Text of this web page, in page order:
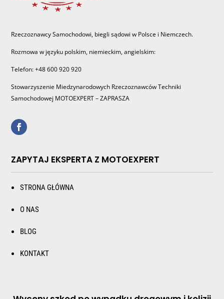
Rzeczoznawcy Samochodowi, biegli sądowi w Polsce i Niemczech.
Rozmowa w języku polskim, niemieckim, angielskim:
Telefon: +48 600 920 920
Stowarzyszenie Miedzynarodowych Rzeczoznawców Techniki
Samochodowej MOTOEXPERT – ZAPRASZA
ZAPYTAJ EKSPERTA Z MOTOEXPERT
STRONA GŁÓWNA
O NAS
BLOG
KONTAKT